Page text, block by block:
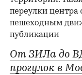
переулки
пешеходным
публикации
От ЗИЛа до
прогулок в